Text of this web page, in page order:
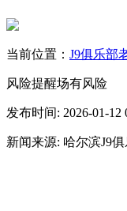
当前位置： J9俱乐部
风险提醒场有风险
发布时间: 2026-01-12
新闻来源: 哈尔滨J9